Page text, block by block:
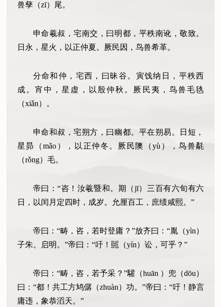
兽孳（zī）尾。
申命羲叔，宅南交，曰明都，平秩南讹，敬致。
日永，星火，以正仲夏。厥民因，鸟兽希革。
分命和仲，宅西，曰昧谷。寅饯纳日，平秩西
成。宵中，星虚，以殷仲秋。厥民夷，鸟兽毛毨
（xiǎn）。
申命和叔，宅朔方，曰幽都。平在朔易。日短，
星昴（mǎo），以正仲冬。厥民隩（yù），鸟兽氄
（rǒng）毛。
帝曰：“咨！汝羲暨和。期（jī）三百有六旬有六
日，以闰月定四时，成岁。允厘百工，庶绩咸熙。”
帝曰：“畴，咨，若时登庸？”放齐曰：“胤（yìn）
子朱。启明。”帝曰：“吁！嚚（yín）讼，可乎？”
帝曰：“畴，咨，若予采？”驩（huān ）兜（dōu）
曰：“都！共工方鸠僝（zhuàn）功。”帝曰：“吁！静言
庸违，象恭滔天。”